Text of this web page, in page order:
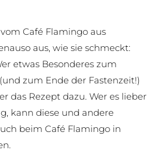
Café Flamingo aus
aus, wie sie schmeckt:
etwas Besonderes zum
zum Ende der Fastenzeit!)
das Rezept dazu. Wer es lieber
kann diese und andere
beim Café Flamingo in